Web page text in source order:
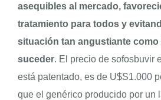
asequibles al mercado,
tratamiento para todos y
situación tan angustiante como
suceder. El precio de sofosbuvir
está patentado, es de U$S1.000
que el genérico producido por un